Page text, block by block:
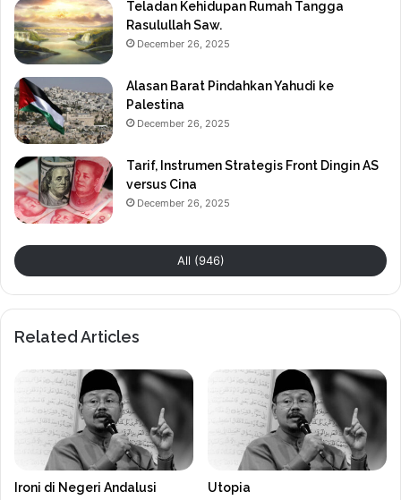
Teladan Kehidupan Rumah Tangga
Rasulullah Saw.
December 26, 2025
Alasan Barat Pindahkan Yahudi ke
Palestina
December 26, 2025
Tarif, Instrumen Strategis Front Dingin AS
versus Cina
December 26, 2025
All (946)
Related Articles
Ironi di Negeri Andalusi Utopia